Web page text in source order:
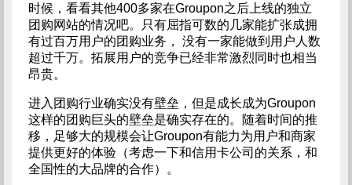
时候，看看其他400多家在Groupon之后上线的独立
团购网站的情况吧。只有屈指可数的几家能扩张成拥
有过百万用户的团购业务， 没有一家能做到用户人数
超过千万。拓展用户的竞争已经非常激烈同时也相当
昂贵。
进入团购行业确实没有壁垒，但是成长成为Groupon
这样的团购巨头的壁垒是确实存在的。随着时间的推
移，足够大的规模会让Groupon有能力为用户和商家
提供更好的体验（考虑一下和信用卡公司的关系，和
全国性的大品牌的合作）。